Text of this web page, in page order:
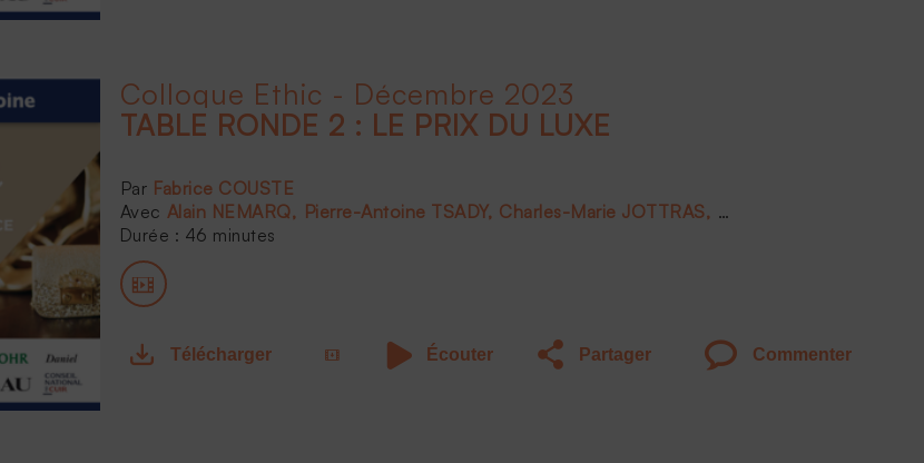
Colloque Ethic - Décembre 2023
TABLE RONDE 2 : LE PRIX DU LUXE
Fabrice COUSTE
Alain NEMARQ
Pierre-Antoine TSADY Charles-Marie JOTTRAS
Luc PIOT
Durée : 46 minutes
Télécharger Écouter Partager Commenter